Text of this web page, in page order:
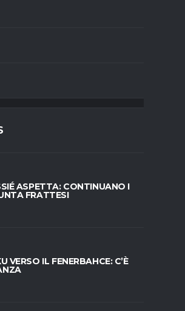
ASPETTA: CONTINUANO I
FRATTESI
VERSO IL FENERBAHCE: C’È